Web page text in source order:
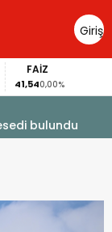
Giriş
Yap
FAİZ
41,540,00%
bulundu